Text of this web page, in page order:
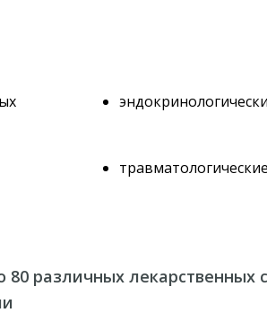
травматологические
80 различных лекарственных